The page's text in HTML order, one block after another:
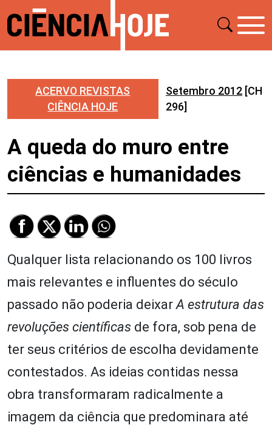
ACERVO REVISTAS
CIÊNCIA HOJE
Setembro 2012[CH
296]
A queda do muro entre
ciências e humanidades
Qualquer lista relacionando os 100 livros
mais relevantes e influentes do século
passado não poderia deixarA estrutura das
revoluções científicas de fora, sob pena de
ter seus critérios de escolha devidamente
contestados. As ideias contidas nessa
obra transformaram radicalmente a
imagem da ciência que predominara até